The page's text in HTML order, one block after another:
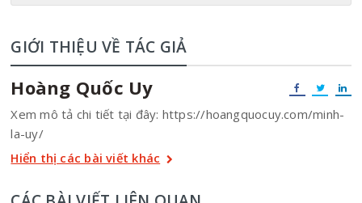
GIỚI THIỆU VỀ TÁC GIẢ
Hoàng Quốc Uy
Xem mô tả chi tiết tại đây: https://hoangquocuy.com/minh-
la-uy/
Hiển thị các bài viết khác